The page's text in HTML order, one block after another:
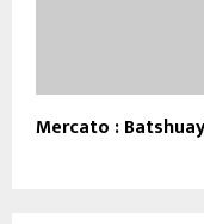
Mercato :